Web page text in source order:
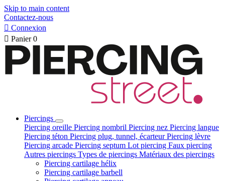
Skip to main content
Contactez-nous
 Connexion
 Panier 0
Piercings
Piercing oreille Piercing nombril Piercing nez Piercing langue
Piercing téton Piercing plug, tunnel, écarteurPiercing lèvre
Piercing arcade Piercing septum Lot piercing Faux piercing
Autres piercings Types de piercings Matériaux des piercings
Piercing cartilage hélix
Piercing cartilage barbell